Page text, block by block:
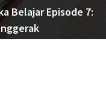
Belajar Episode 7: